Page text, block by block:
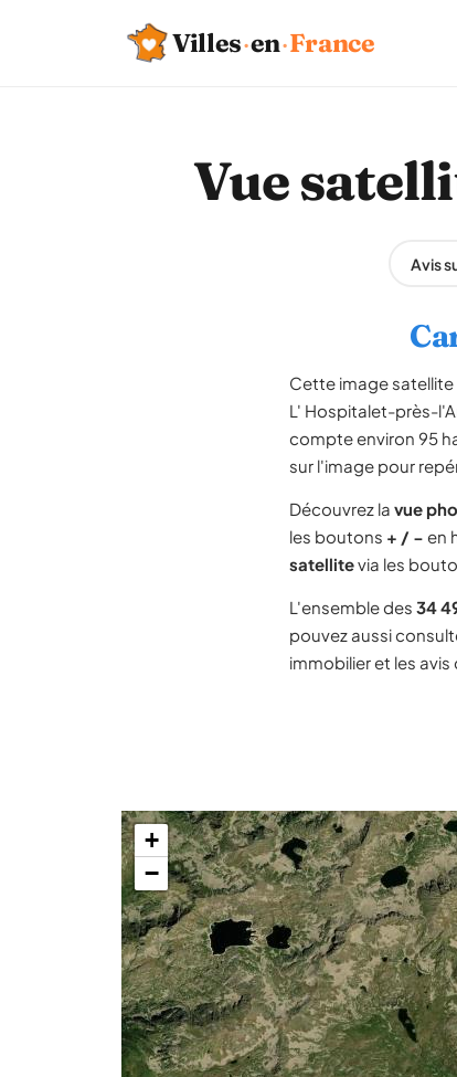
Villes·en·France
Vue
Avis
Cette image
L' Hospitalet-près-
compte environ 95
sur l'image pour
Découvrez la vue
les boutons + / − en
satellitevia les
L'ensemble des 34
pouvez aussi
immobilier et les
+
−